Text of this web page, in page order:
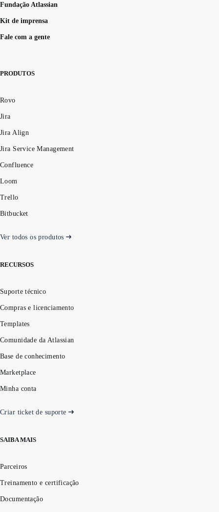
Fundação Atlassian
Kit de imprensa
Fale com a gente
PRODUTOS
Rovo
Jira
Jira Align
Jira Service Management
Confluence
Loom
Trello
Bitbucket
Ver todos os produtos
RECURSOS
Suporte técnico
Compras e licenciamento
Templates
Comunidade da Atlassian
Base de conhecimento
Marketplace
Minha conta
Criar ticket de suporte
SAIBA MAIS
Parceiros
Treinamento e certificação
Documentação